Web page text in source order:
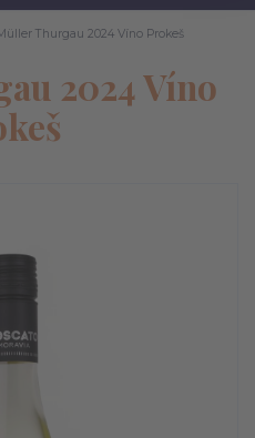
Thurgau 2024 Víno Prokeš
2024 Víno